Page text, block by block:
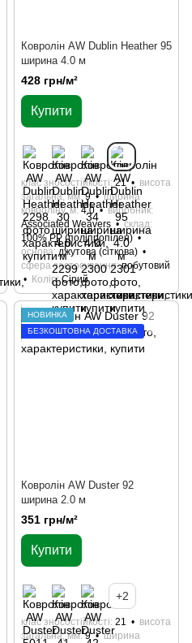
Кoврoлін AW Dublin Heather 95
ширина 4.0 м
428 грн/м²
Купити
клас зносостійкості 21
висота
загальна, мм 9
ширина
ковроліну, м 4.0
виробник
Associated Weavers
склад
100% РР (поліпропілен)
основа джутова (сіткова)
сфера застосування побутовий
Колір Сірий
НОВИНКА
БЕЗКОШТОВНА ДОСТАВКА
Кoврoлін AW Duster 92
ширина 2.0 м
351 грн/м²
Купити
+2
клас зносостійкості 21
висота
загальна, мм 9
ширина